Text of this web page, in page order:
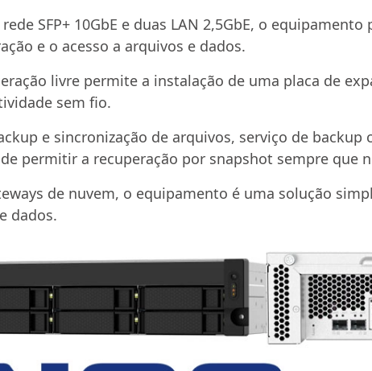
SFP+ 10GbE e duas LAN 2,5GbE, o
e o acesso a arquivos e dados.
livre permite a instalação de uma placa de
sem fio.
e sincronização de arquivos, serviço de
permitir a recuperação por snapshot sempre que
de nuvem, o equipamento é uma solução
dados.